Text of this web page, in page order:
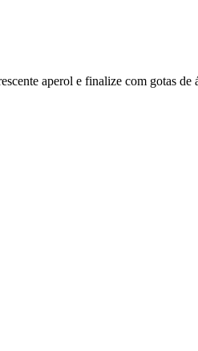
aperol e finalize com gotas